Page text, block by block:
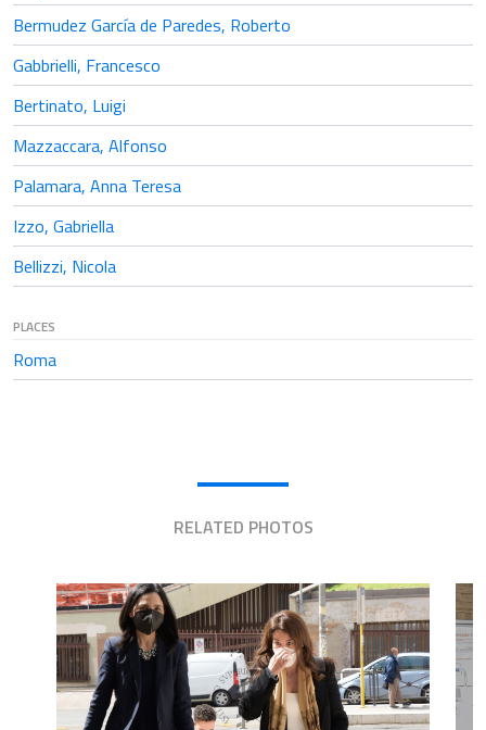
Bermudez García de Paredes, Roberto
Gabbrielli, Francesco
Bertinato, Luigi
Mazzaccara, Alfonso
Palamara, Anna Teresa
Izzo, Gabriella
Bellizzi, Nicola
PLACES
Roma
RELATED PHOTOS